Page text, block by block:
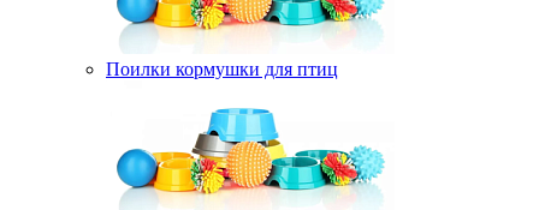
Поилки кормушки для птиц